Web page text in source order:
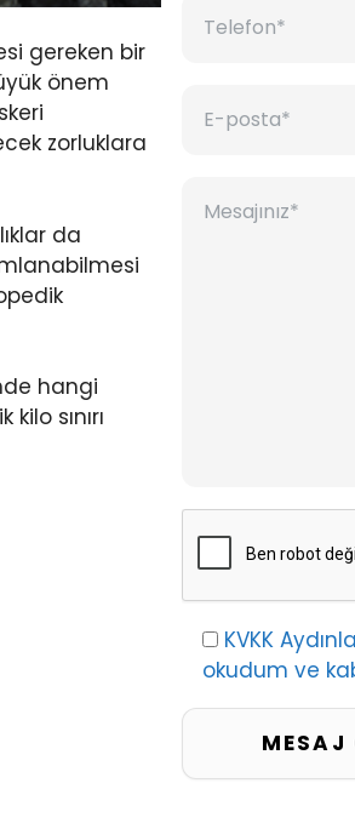
gereken bir
önem
zorluklara
da
hangi
sınırı
KVKK
okudum ve